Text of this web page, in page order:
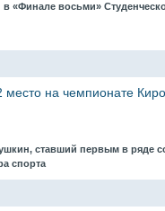
в «Финале восьми»
на чемпионате
ставший первым в ряде
спорта